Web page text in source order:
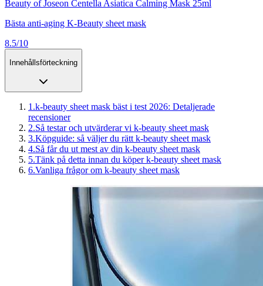
Beauty of Joseon Centella Asiatica Calming Mask 25ml
Bästa anti-aging K-Beauty sheet mask
8.5/10
Innehållsförteckning
1 .k-beauty sheet mask bäst i test 2026: Detaljerade
recensioner
2.Så testar och utvärderar vi k-beauty sheet mask
3.Köpguide: så väljer du rätt k-beauty sheet mask
4.Så får du ut mest av din k-beauty sheet mask
5.Tänk på detta innan du köper k-beauty sheet mask
6.Vanliga frågor om k-beauty sheet mask